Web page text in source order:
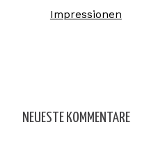
Impressionen
NEUESTE KOMMENTARE